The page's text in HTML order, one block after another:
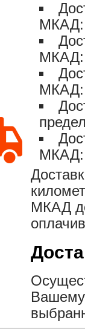
МКАД:
МКАД:
МКАД:
МКАД:
МКАД
Вашему